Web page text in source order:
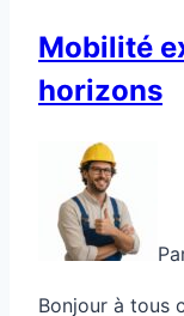
Mobilité
horizons
Bonjour à tous